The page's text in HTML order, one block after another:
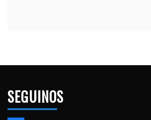
SEGUINOS